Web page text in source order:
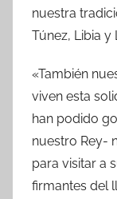
nuestra
Túnez, Libia y
«También
viven esta
han podido
nuestro Rey-
para visitar a
firmantes del